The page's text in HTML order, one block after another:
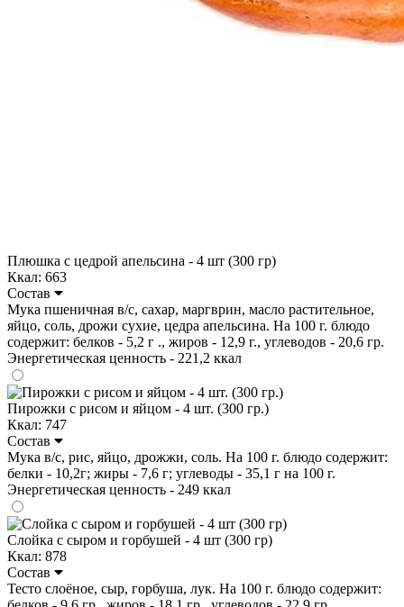
Плюшка с цедрой апельсина - 4 шт (300 гр)
Ккал: 663
Состав
Мука пшеничная в/с, сахар, маргврин, масло растительное,
яйцо, соль, дрожи сухие, цедра апельсина. На 100 г. блюдо
содержит: белков - 5,2 г ., жиров - 12,9 г., углеводов - 20,6 гр.
Энергетическая ценность - 221,2 ккал
Пирожки с рисом и яйцом - 4 шт. (300 гр.)
Ккал: 747
Состав
Мука в/с, рис, яйцо, дрожжи, соль. На 100 г. блюдо содержит:
белки - 10,2г; жиры - 7,6 г; углеводы - 35,1 г на 100 г.
Энергетическая ценность - 249 ккал
Слойка с сыром и горбушей - 4 шт (300 гр)
Ккал: 878
Состав
Тесто слоёное, сыр, горбуша, лук. На 100 г. блюдо содержит: